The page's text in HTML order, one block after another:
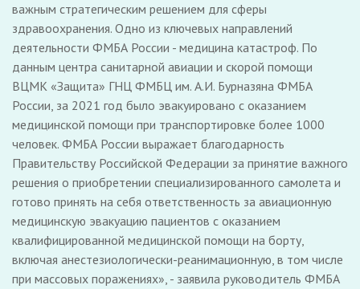
важным стратегическим решением для сферы
здравоохранения. Одно из ключевых направлений
деятельности ФМБА России - медицина катастроф. По
данным центра санитарной авиации и скорой помощи
ВЦМК «Защита» ГНЦ ФМБЦ им. А.И. Бурназяна ФМБА
России, за 2021 год было эвакуировано с оказанием
медицинской помощи при транспортировке более 1000
человек. ФМБА России выражает благодарность
Правительству Российской Федерации за принятие важного
решения о приобретении специализированного самолета и
готово принять на себя ответственность за авиационную
медицинскую эвакуацию пациентов с оказанием
квалифицированной медицинской помощи на борту,
включая анестезиологически-реанимационную, в том числе
при массовых поражениях», - заявила руководитель ФМБА